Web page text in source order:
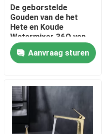
De geborstelde
Gouden van de het
Hete en Koude
Watermixer 36O van
SUS304 Tapkraan van
het de Graad
Roterende Bassin
Aanvraag sturen